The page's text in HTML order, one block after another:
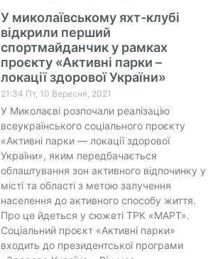
У миколаївському яхт-клубі
відкрили перший
спортмайданчик у рамках
проєкту «Активні парки –
локації здорової України»
21:34 Пт, 10 Вересня, 2021
У Миколаєві розпочали реалізацію
всеукраїнського соціального проєкту
«Активні парки — локації здорової
України», яким передбачається
облаштування зон активного відпочинку у
місті та області з метою залучення
населення до активного способу життя.
Про це йдеться у сюжеті ТРК «МАРТ».
Соціальний проєкт «Активні парки»
входить до президентської програми